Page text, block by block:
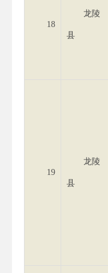
18
龙陵
县
19
龙陵
县